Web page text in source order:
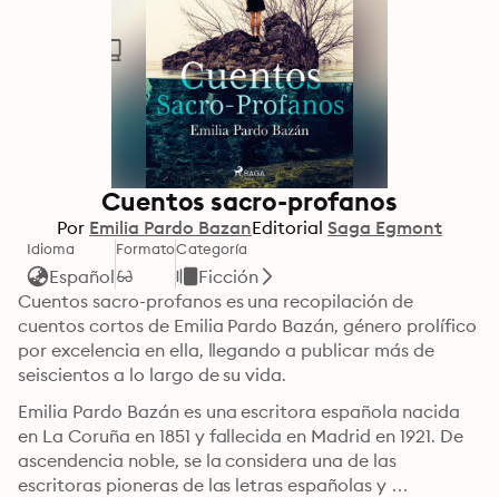
Cuentos sacro-profanos
Por Emilia Pardo BazanEditorial Saga Egmont
Idioma
Español
FormatoCategoría
Ficción
Cuentos sacro-profanos es una recopilación de
cuentos cortos de Emilia Pardo Bazán, género prolífico
por excelencia en ella, llegando a publicar más de
Emilia Pardo Bazán es una escritora española nacida
en La Coruña en 1851 y fallecida en Madrid en 1921. De
ascendencia noble, se la considera una de las
escritoras pioneras de las letras españolas y